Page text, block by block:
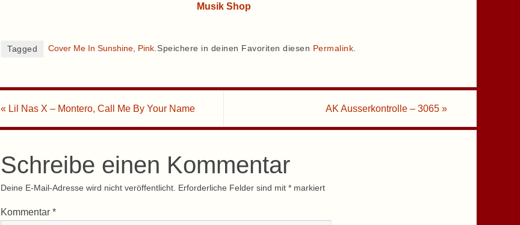
Musik Shop
Tagged Cover Me In Sunshine Pink Speichere in deinen Favoriten diesen Permalink
« Lil Nas X – Montero, Call Me By Your Name AK Ausserkontrolle – 3065 »
Schreibe einen Kommentar
Deine E-Mail-Adresse wird nicht veröffentlicht. Erforderliche Felder sind mit * markiert
Kommentar *